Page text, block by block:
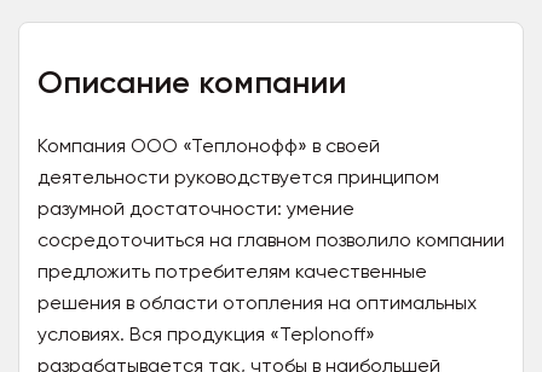
Описание компании
Компания ООО «Теплонофф» в своей
деятельности руководствуется принципом
разумной достаточности: умение
сосредоточиться на главном позволило компании
предложить потребителям качественные
решения в области отопления на оптимальных
условиях. Вся продукция «Teplonoff»
разрабатывается так, чтобы в наибольшей